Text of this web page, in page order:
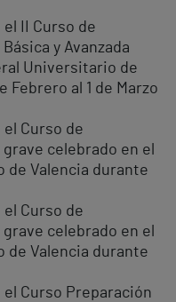
II Curso de
y Avanzada
Universitario de
Febrero al 1 de Marzo
Curso de
celebrado en el
de Valencia durante
Curso de
celebrado en el
de Valencia durante
Curso Preparación